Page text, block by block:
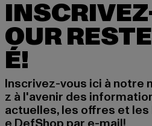
OUR
É!
Inscrivez-vous ici à notre
z à l'avenir des
actuelles, les offres et